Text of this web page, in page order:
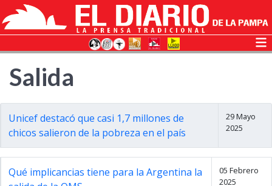
Salida
Unicef destacó que casi 1,7 millones de
chicos salieron de la pobreza en el país
29 Mayo
2025
Qué implicancias tiene para la Argentina la
05 Febrero
2025